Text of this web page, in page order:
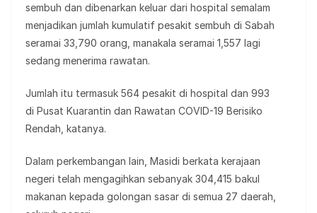
sembuh dan dibenarkan keluar dari hospital semalam
menjadikan jumlah kumulatif pesakit sembuh di Sabah
seramai 33,790 orang, manakala seramai 1,557 lagi
sedang menerima rawatan.
Jumlah itu termasuk 564 pesakit di hospital dan 993
di Pusat Kuarantin dan Rawatan COVID-19 Berisiko
Rendah, katanya.
Dalam perkembangan lain, Masidi berkata kerajaan
negeri telah mengagihkan sebanyak 304,415 bakul
makanan kepada golongan sasar di semua 27 daerah,